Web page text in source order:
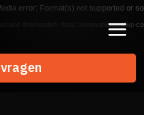
error: Format(s) not supported or
Bestand downloaden: https://renovatienu.nl/wp-